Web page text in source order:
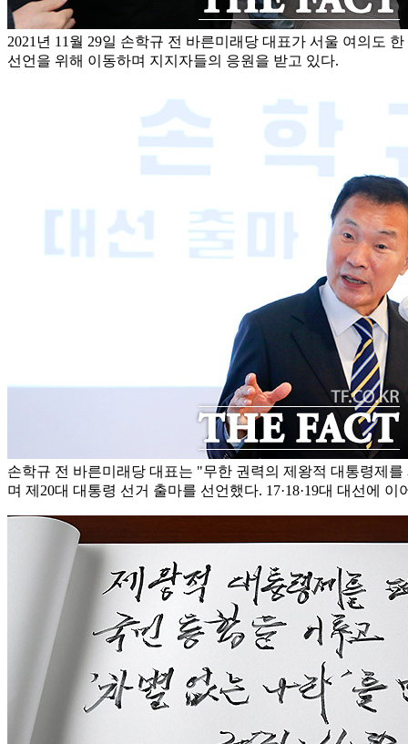
2021년 11월 29일 손학규 전 바른미래당 대표가 서울 여의도
선언을 위해 이동하며 지지자들의 응원을 받고 있다.
손학규 전 바른미래당 대표는 "무한 권력의 제왕적 대통령제
며 제20대 대통령 선거 출마를 선언했다. 17·18·19대 대선에 이